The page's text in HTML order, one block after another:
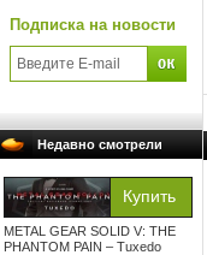
Подписка на новости
Недавно смотрели
METAL GEAR SOLID V: THE
PHANTOM PAIN – Tuxedo